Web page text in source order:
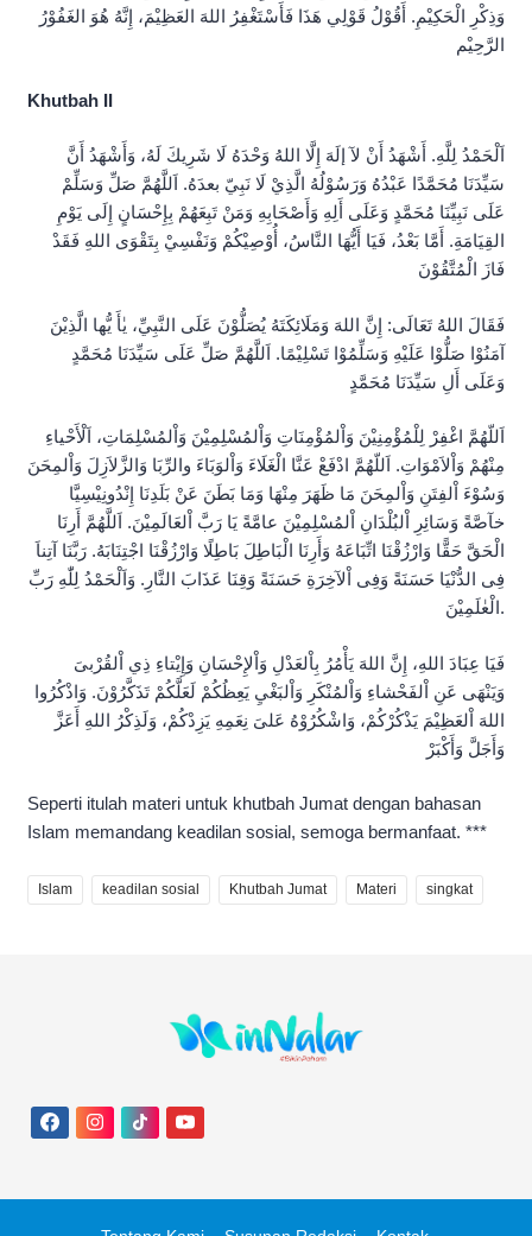
وَذِكْرِ الْحَكِيْمِ. أَقُوْلُ قَوْلِي هَذَا فَأَسْتَغْفِرُ اللهَ العَظِيْمَ، إِنَّهُ هُوَ الغَفُوْرُ
الرَّحِيْم
Khutbah II
اَلْحَمْدُ لِلَّهِ. أَشْهَدُ أَنْ لآ إلَهَ إِلَّا اللهُ وَحْدَهُ لَا شَرِيكَ لَهُ، وَأَشْهَدُ أَنَّ
سَيِّدَنَا مُحَمَّدًا عَبْدُهُ وَرَسُوْلُهُ الَّذِيْ لَا نَبِيّ بعدَهُ. اَللَّهُمَّ صَلِّ وَسَلِّمْ
عَلَى نَبِيِّنَا مُحَمَّدٍ وَعَلَى أَلِهِ وَأَصْحَابِهِ وَمَنْ تَبِعَهُمْ بِإِحْسَانٍ إِلَى يَوْمِ
القِيَامَةِ. أَمَّا بَعْدُ، فَيَا أَيُّهَا النَّاسُ، أُوْصِيْكُمْ وَنَفْسِيْ بِتَقْوَى اللهِ فَقَدْ
فَازَ الْمُتَّقُوْنَ
فَقَالَ اللهُ تَعَالَى: إِنَّ اللهَ وَمَلَائِكَتَهُ يُصَلُّوْنَ عَلَى النَّبِيِّ، يٰأَ يُّها الَّذِيْنَ
آمَنُوْا صَلُّوْا عَلَيْهِ وَسَلِّمُوْا تَسْلِيْمًا. اَللَّهُمَّ صَلِّ عَلَى سَيِّدَنَا مُحَمَّدٍ
وَعَلَى أَلِ سَيِّدَنَا مُحَمَّدٍ
اَللّهُمَّ اغْفِرْ لِلْمُؤْمِنِيْنَ وَاْلمُؤْمِنَاتِ وَاْلمُسْلِمِيْنَ وَاْلمُسْلِمَاتِ، اَلْأَحْياءِ
مِنْهُمْ وَاْلاَمْوَاتِ. اَللّهُمَّ ادْفَعْ عَنَّا الْغَلَاءَ وَاْلوَبَاءَ والرِّبَا وَالزَّلاَزِلَ وَاْلمِحَنَ
وَسُوْءَ اْلفِتَنِ وَاْلمِحَنَ مَا ظَهَرَ مِنْهَا وَمَا بَطَنَ عَنْ بَلَدِنَا إِنْدُونِيْسِيَّا
خآصَّةً وَسَائِرِ اْلبُلْدَانِ اْلمُسْلِمِيْنَ عامَّةً يَا رَبَّ اْلعَالَمِيْنَ. اَللَّهُمَّ أَرِنَا
الْحَقَّ حَقًّا وَارْزُقْنَا اتِّبَاعَهُ وَأَرِنَا الْبَاطِلَ بَاطِلًا وَارْزُقْنَا اجْتِنَابَهُ. رَبَّنَا آتِناَ
فِى الدُّنْيَا حَسَنَةً وَفِى اْلآخِرَةِ حَسَنَةً وَقِنَا عَذَابَ النَّارِ. وَاَلْحَمْدُ لِلّٰهِ رَبِّ
الْعٰلَمِيْنَ.
فَيَا عِبَادَ اللهِ، إِنَّ اللهَ يَأْمُرُ بِاْلعَدْلِ وَاْلإِحْسَانِ وَإِيْتاءِ ذِي اْلقُرْبىَ
وَيَنْهَى عَنِ اْلفَحْشاءِ وَاْلمُنْكَرِ وَاْلبَغْيِ يَعِظُكُمْ لَعَلَّكُمْ تَذَكَّرُوْنَ. وَاذْكُرُوا
اللهَ اْلعَظِيْمَ يَذْكُرْكُمْ، وَاشْكُرُوْهُ عَلىَ نِعَمِهِ يَزِدْكُمْ، وَلَذِكْرُ اللهِ أَعَزَّ
وَأَجَلَّ وَأَكْبَرْ
Seperti itulah materi untuk khutbah Jumat dengan bahasan
Islam memandang keadilan sosial, semoga bermanfaat. ***
Islam keadilan sosial Khutbah Jumat Materi singkat